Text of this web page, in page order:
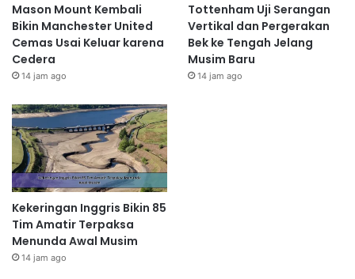
Mason Mount Kembali
Bikin Manchester United
Cemas Usai Keluar karena
Cedera
14 jam ago
Tottenham Uji Serangan
Vertikal dan Pergerakan
Bek ke Tengah Jelang
Musim Baru
14 jam ago
Kekeringan Inggris Bikin 85
Tim Amatir Terpaksa
Menunda Awal Musim
14 jam ago